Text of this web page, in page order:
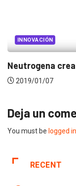
Deja un
You must be logged in
RECENT